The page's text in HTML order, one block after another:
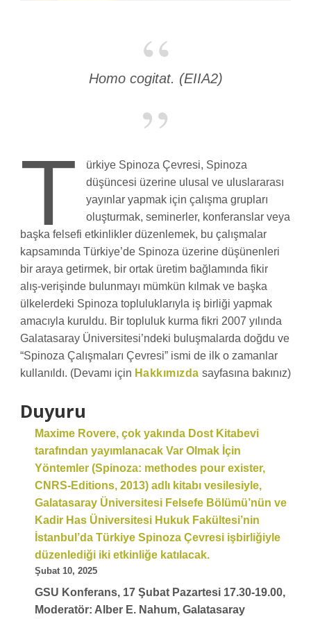
Homo cogitat. (EIIA2)
T
ürkiye Spinoza Çevresi, Spinoza
düşüncesi üzerine ulusal ve uluslararası
yayınlar yapmak için çalışma grupları
oluşturmak, seminerler, konferanslar veya
başka felsefi etkinlikler düzenlemek, bu çalışmalar
kapsamında Türkiye’de Spinoza üzerine düşünenleri
bir araya getirmek, bir ortak üretim bağlamında fikir
alış-verişinde bulunmayı mümkün kılmak ve başka
ülkelerdeki Spinoza topluluklarıyla iş birliği yapmak
amacıyla kuruldu. Bir topluluk kurma fikri 2007 yılında
Galatasaray Üniversitesi’ndeki buluşmalarda doğdu ve
“Spinoza Çalışmaları Çevresi” ismi de ilk o zamanlar
kullanıldı. (Devamı için Hakkımızda sayfasına bakınız)
Duyuru
Maxime Rovere, çok yakında Dost Kitabevi
tarafından yayımlanacak Var Olmak İçin
Yöntemler (Spinoza: methodes pour exister,
CNRS-Editions, 2013) adlı kitabı vesilesiyle,
Galatasaray Üniversitesi Felsefe Bölümü’nün ve
Kadir Has Üniversitesi Hukuk Fakültesi’nin
İstanbul’da Türkiye Spinoza Çevresi işbirliğiyle
düzenlediği iki etkinliğe katılacak.
Şubat 10, 2025
GSU Konferans, 17 Şubat Pazartesi 17.30-19.00,
Moderatör: Alber E. Nahum, Galatasaray